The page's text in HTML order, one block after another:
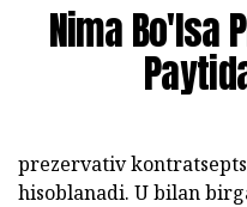
Nima Bo'lsa
prezervativ
hisoblanadi. U bilan